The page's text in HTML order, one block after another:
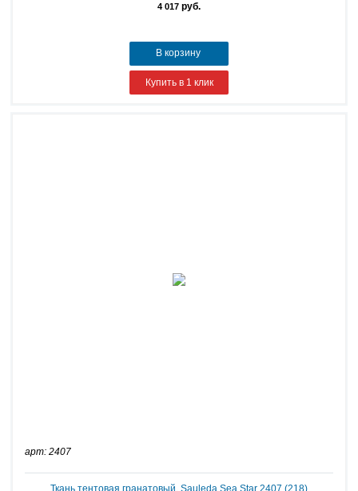
4 017 руб.
В корзину
Купить в 1 клик
арт: 2407
Ткань тентовая гранатовый, Sauleda Sea Star 2407 (218)